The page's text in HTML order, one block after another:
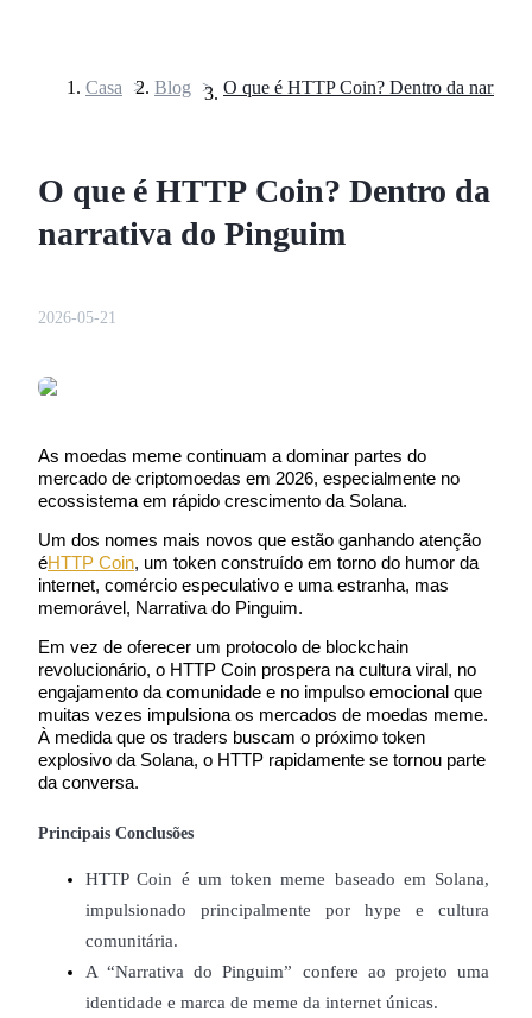
Futuros COIN-M
Futuros de criptomoeda
TradFi
Casa > Blog >
O que é HTTP Coin? Dentro da
narrativa do Pinguim
2026-05-21
As moedas meme continuam a dominar partes do
mercado de criptomoedas em 2026, especialmente no
ecossistema em rápido crescimento da Solana.
Um dos nomes mais novos que estão ganhando atenção
éHTTP Coin, um token construído em torno do humor da
internet, comércio especulativo e uma estranha, mas
memorável, Narrativa do Pinguim.
Em vez de oferecer um protocolo de blockchain
revolucionário, o HTTP Coin prospera na cultura viral, no
engajamento da comunidade e no impulso emocional que
muitas vezes impulsiona os mercados de moedas meme.
À medida que os traders buscam o próximo token
explosivo da Solana, o HTTP rapidamente se tornou parte
da conversa.
Principais Conclusões
HTTP Coin é um token meme baseado em Solana,
impulsionado principalmente por hype e cultura
comunitária.
A “Narrativa do Pinguim” confere ao projeto uma
identidade e marca de meme da internet únicas.